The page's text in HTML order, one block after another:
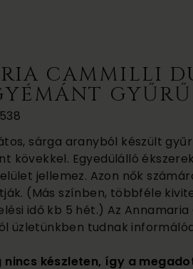
CAMMILLI
sárga aranyból készült
kövekkel. Egyedülálló
jellemez. Azon nők
(Más színben, többféle
idő kb 5 hét.) Az
üzletünkben tudnak
nincs készleten, így a